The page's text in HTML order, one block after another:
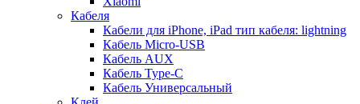
Кабеля
Кабели для iPhone, iPad тип кабеля: lightning
Кабель Micro-USB
Кабель AUX
Кабель Type-C
Кабель Универсальный